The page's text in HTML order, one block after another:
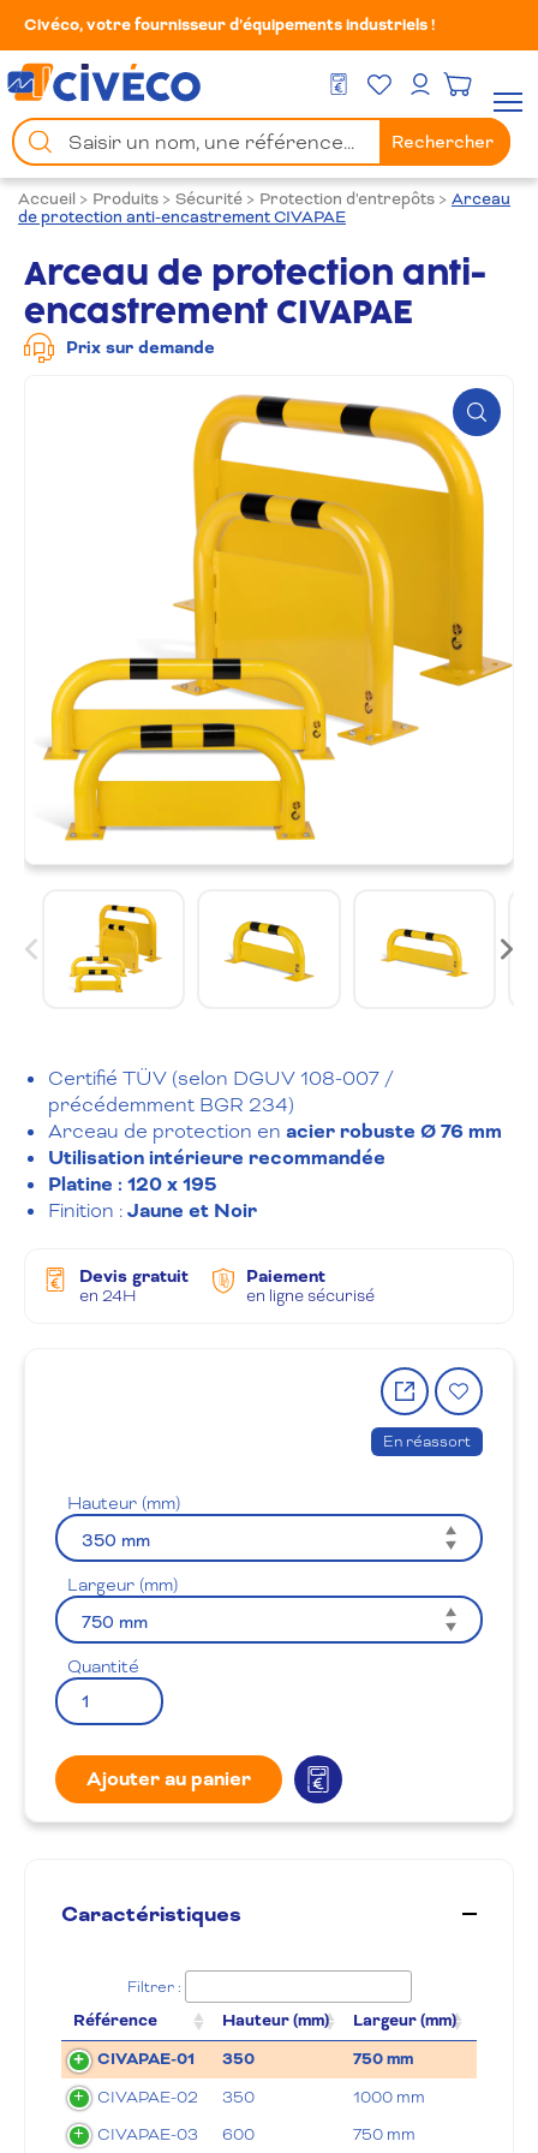
Civéco, votre fournisseur d’équipements industriels !
DEVIS GRATUIT
Mes FavorisMon compte
Chercher
un
produit
Rechercher
Accueil > Produits > Sécurité > Protection d'entrepôts > Arceau
de protection anti-encastrement CIVAPAE
Arceau de protection anti-
encastrement CIVAPAE
Prix sur demande
Zoom
Certifié TÜV (selon DGUV 108-007 /
précédemment BGR 234)
Arceau de protection en acier robuste Ø 76 mm
Utilisation intérieure recommandée
Platine : 120 x 195
Finition :Jaune et Noir
Devis gratuit
en 24H
Paiement
en ligne sécurisé
Partager
le
produit
à
la
En réassort
Hauteur (mm)
Largeur (mm)
Quantité
Ajouter au panier
Caractéristiques
Filtrer :
Référence Hauteur (mm) Largeur (mm)
CIVAPAE-01
350 750 mm
CIVAPAE-02 350 1000 mm
CIVAPAE-03
600 750 mm